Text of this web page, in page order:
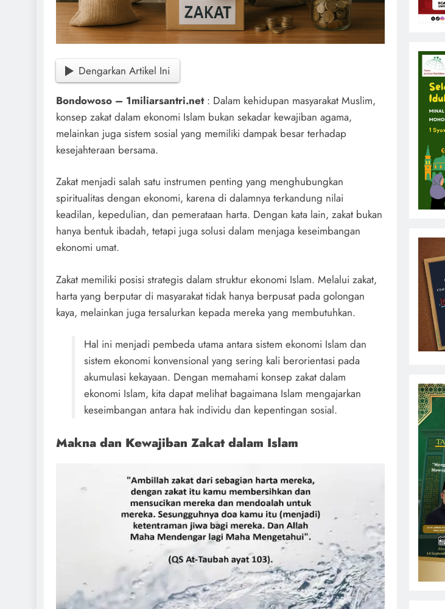
Dengarkan Artikel Ini
Bondowoso – 1miliarsantri.net: Dalam kehidupan masyarakat Muslim,
konsep zakat dalam ekonomi Islam bukan sekadar kewajiban agama,
melainkan juga sistem sosial yang memiliki dampak besar terhadap
kesejahteraan bersama.
Zakat menjadi salah satu instrumen penting yang menghubungkan
spiritualitas dengan ekonomi, karena di dalamnya terkandung nilai
keadilan, kepedulian, dan pemerataan harta. Dengan kata lain, zakat bukan
hanya bentuk ibadah, tetapi juga solusi dalam menjaga keseimbangan
ekonomi umat.
Zakat memiliki posisi strategis dalam struktur ekonomi Islam. Melalui zakat,
harta yang berputar di masyarakat tidak hanya berpusat pada golongan
kaya, melainkan juga tersalurkan kepada mereka yang membutuhkan.
Hal ini menjadi pembeda utama antara sistem ekonomi Islam dan
sistem ekonomi konvensional yang sering kali berorientasi pada
akumulasi kekayaan. Dengan memahami konsep zakat dalam
ekonomi Islam, kita dapat melihat bagaimana Islam mengajarkan
keseimbangan antara hak individu dan kepentingan sosial.
Makna dan Kewajiban Zakat dalam Islam